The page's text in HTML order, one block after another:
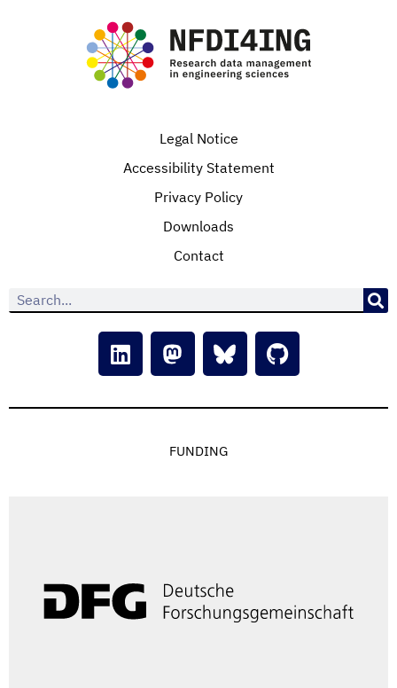
Legal Notice
Accessibility Statement
Privacy Policy
Downloads
Contact
FUNDING